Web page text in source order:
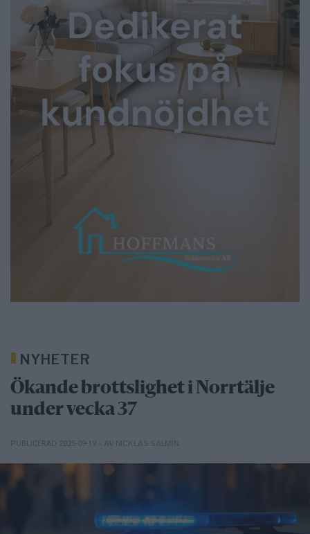
NYHETER
Ökande brottslighet i Norrtälje
under vecka 37
PUBLICERAD 2025-09-19 – AV NICKLAS SALMIN